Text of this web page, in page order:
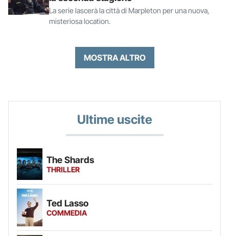
La serie lascerà la città di Marpleton per una nuova,
misteriosa location.
MOSTRA ALTRO
Ultime uscite
The Shards
THRILLER
Ted Lasso
COMMEDIA